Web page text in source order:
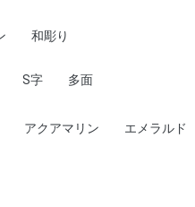
和彫り
S字 多面
アクアマリン エメラルド